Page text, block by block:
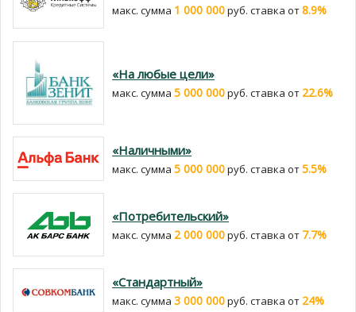
макс. сумма 1 000 000руб. cтавка от8.9%
«На любые цели»
макс. сумма 5 000 000руб. cтавка от 22.6%
«Наличными»
макс. сумма 5 000 000руб. cтавка от5.5%
«Потребительский»
макс. сумма 2 000 000руб. cтавка от 7.7%
«Стандартный»
макс. сумма 3 000 000руб. cтавка от 24%